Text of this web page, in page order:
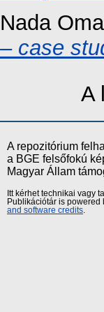
Nada
– case
A
A repozitórium
a BGE felsőfokú
Magyar Állam
Itt kérhet technikai vagy
Publikációtár is powered
and software credits